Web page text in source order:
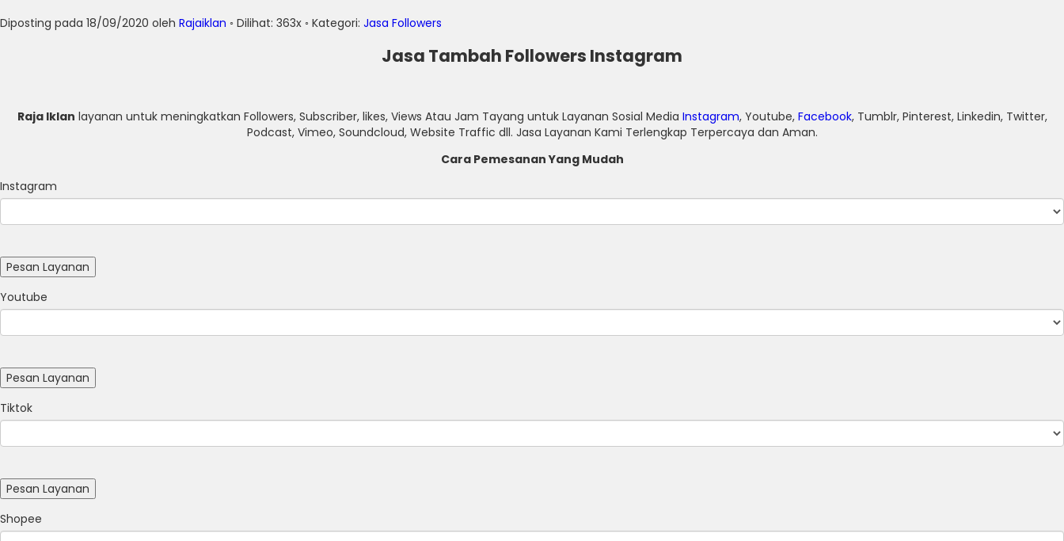
Diposting pada 18/09/2020 oleh Rajaiklan ◦ Dilihat: 363x ◦ Kategori: Jasa Followers
Jasa Tambah Followers Instagram
Raja Iklan layanan untuk meningkatkan Followers, Subscriber, likes, Views Atau Jam Tayang untuk Layanan Sosial Media Instagram, Youtube, Facebook, Tumblr, Pinterest, Linkedin, Twitter,
Podcast, Vimeo, Soundcloud, Website Traffic dll. Jasa Layanan Kami Terlengkap Terpercaya dan Aman.
Cara Pemesanan Yang Mudah
Instagram
Youtube
Tiktok
Shopee